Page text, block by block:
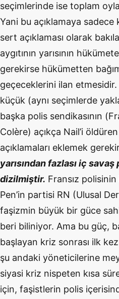
seçimlerinde ise toplam
Yani bu açıklamaya
sert açıklaması olarak
aygıtının yarısının
gerekirse hükümetten
geçeceklerini ilan
küçük (aynı seçimlerde
başka polis sendikasının (
Colère) açıkça Nail’i
açıklamaları eklemek
yarısından fazlası iç savaş
dizilmiştir. Fransız
Pen’in partisi RN (Ulusal
faşizmin büyük bir güce
beri biliniyor. Ama bu güç,
başlayan kriz sonrası ilk kez
şu andaki yöneticilerine
siyasi kriz nispeten kısa
için, faşistlerin polis